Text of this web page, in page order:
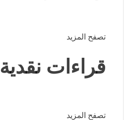
تصفح المزيد
قراءات نقدية
تصفح المزيد